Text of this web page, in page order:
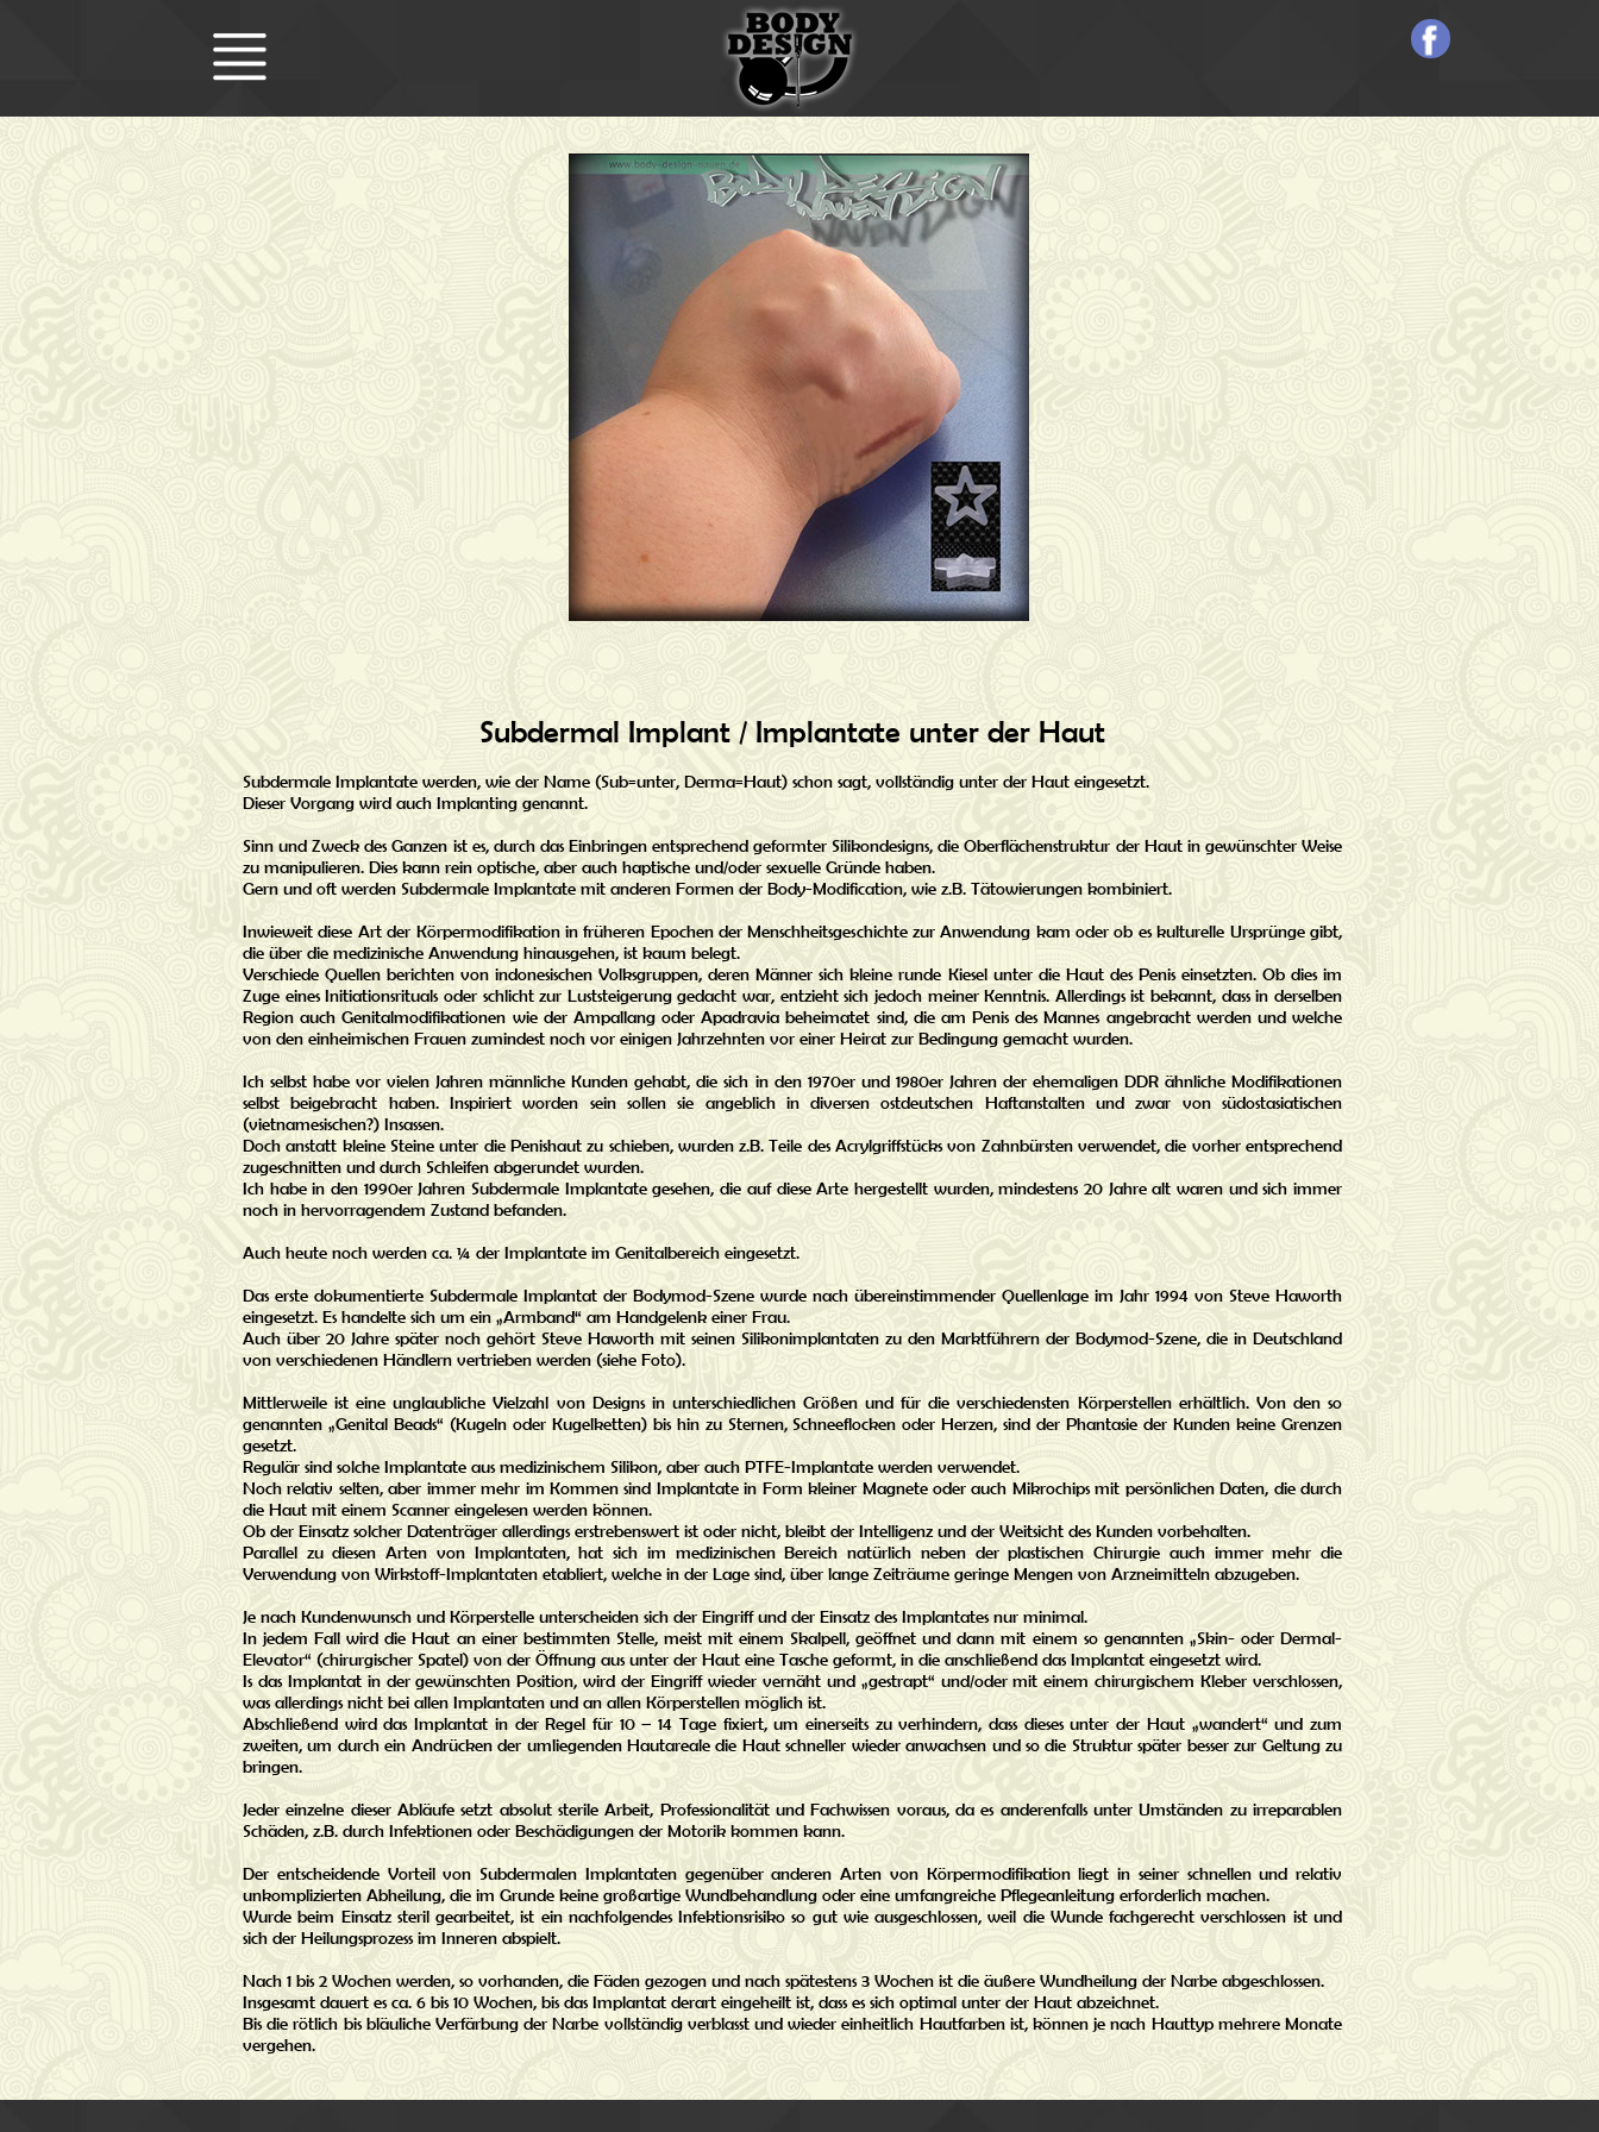
Subdermal Implant / Implantate unter der Haut
Subdermale Implantate werden, wie der Name (Sub=unter, Derma=Haut) schon sagt, vollständig unter der Haut eingesetzt.
Dieser Vorgang wird auch Implanting genannt.
Sinn und Zweck des Ganzen ist es, durch das Einbringen entsprechend geformter Silikondesigns, die Oberflächenstruktur der Haut in gewünschter Weise
zu manipulieren. Dies kann rein optische, aber auch haptische und/oder sexuelle Gründe haben.
Gern und oft werden Subdermale Implantate mit anderen Formen der Body-Modification, wie z.B. Tätowierungen kombiniert.
Inwieweit diese Art der Körpermodifikation in früheren Epochen der Menschheitsgeschichte zur Anwendung kam oder ob es kulturelle Ursprünge gibt,
die über die medizinische Anwendung hinausgehen, ist kaum belegt.
Verschiede Quellen berichten von indonesischen Volksgruppen, deren Männer sich kleine runde Kiesel unter die Haut des Penis einsetzten. Ob dies im
Zuge eines Initiationsrituals oder schlicht zur Luststeigerung gedacht war, entzieht sich jedoch meiner Kenntnis. Allerdings ist bekannt, dass in derselben
Region auch Genitalmodifikationen wie der Ampallang oder Apadravia beheimatet sind, die am Penis des Mannes angebracht werden und welche
von den einheimischen Frauen zumindest noch vor einigen Jahrzehnten vor einer Heirat zur Bedingung gemacht wurden.
Ich selbst habe vor vielen Jahren männliche Kunden gehabt, die sich in den 1970er und 1980er Jahren der ehemaligen DDR ähnliche Modifikationen
selbst beigebracht haben. Inspiriert worden sein sollen sie angeblich in diversen ostdeutschen Haftanstalten und zwar von südostasiatischen
(vietnamesischen?) Insassen.
Doch anstatt kleine Steine unter die Penishaut zu schieben, wurden z.B. Teile des Acrylgriffstücks von Zahnbürsten verwendet, die vorher entsprechend
zugeschnitten und durch Schleifen abgerundet wurden.
Ich habe in den 1990er Jahren Subdermale Implantate gesehen, die auf diese Arte hergestellt wurden, mindestens 20 Jahre alt waren und sich immer
noch in hervorragendem Zustand befanden.
Auch heute noch werden ca. ¼ der Implantate im Genitalbereich eingesetzt.
Das erste dokumentierte Subdermale Implantat der Bodymod-Szene wurde nach übereinstimmender Quellenlage im Jahr 1994 von Steve Haworth
eingesetzt. Es handelte sich um ein „Armband“ am Handgelenk einer Frau.
Auch über 20 Jahre später noch gehört Steve Haworth mit seinen Silikonimplantaten zu den Marktführern der Bodymod-Szene, die in Deutschland
von verschiedenen Händlern vertrieben werden (siehe Foto).
Mittlerweile ist eine unglaubliche Vielzahl von Designs in unterschiedlichen Größen und für die verschiedensten Körperstellen erhältlich. Von den so
genannten „Genital Beads“ (Kugeln oder Kugelketten) bis hin zu Sternen, Schneeflocken oder Herzen, sind der Phantasie der Kunden keine Grenzen
gesetzt.
Regulär sind solche Implantate aus medizinischem Silikon, aber auch PTFE-Implantate werden verwendet.
Noch relativ selten, aber immer mehr im Kommen sind Implantate in Form kleiner Magnete oder auch Mikrochips mit persönlichen Daten, die durch
die Haut mit einem Scanner eingelesen werden können.
Ob der Einsatz solcher Datenträger allerdings erstrebenswert ist oder nicht, bleibt der Intelligenz und der Weitsicht des Kunden vorbehalten.
Parallel zu diesen Arten von Implantaten, hat sich im medizinischen Bereich natürlich neben der plastischen Chirurgie auch immer mehr die
Verwendung von Wirkstoff-Implantaten etabliert, welche in der Lage sind, über lange Zeiträume geringe Mengen von Arzneimitteln abzugeben.
Je nach Kundenwunsch und Körperstelle unterscheiden sich der Eingriff und der Einsatz des Implantates nur minimal.
In jedem Fall wird die Haut an einer bestimmten Stelle, meist mit einem Skalpell, geöffnet und dann mit einem so genannten „Skin- oder Dermal-
Elevator“ (chirurgischer Spatel) von der Öffnung aus unter der Haut eine Tasche geformt, in die anschließend das Implantat eingesetzt wird.
Is das Implantat in der gewünschten Position, wird der Eingriff wieder vernäht und „gestrapt“ und/oder mit einem chirurgischem Kleber verschlossen,
was allerdings nicht bei allen Implantaten und an allen Körperstellen möglich ist.
Abschließend wird das Implantat in der Regel für 10 – 14 Tage fixiert, um einerseits zu verhindern, dass dieses unter der Haut „wandert“ und zum
zweiten, um durch ein Andrücken der umliegenden Hautareale die Haut schneller wieder anwachsen und so die Struktur später besser zur Geltung zu
bringen.
Jeder einzelne dieser Abläufe setzt absolut sterile Arbeit, Professionalität und Fachwissen voraus, da es anderenfalls unter Umständen zu irreparablen
Schäden, z.B. durch Infektionen oder Beschädigungen der Motorik kommen kann.
Der entscheidende Vorteil von Subdermalen Implantaten gegenüber anderen Arten von Körpermodifikation liegt in seiner schnellen und relativ
unkomplizierten Abheilung, die im Grunde keine großartige Wundbehandlung oder eine umfangreiche Pflegeanleitung erforderlich machen.
Wurde beim Einsatz steril gearbeitet, ist ein nachfolgendes Infektionsrisiko so gut wie ausgeschlossen, weil die Wunde fachgerecht verschlossen ist und
sich der Heilungsprozess im Inneren abspielt.
Nach 1 bis 2 Wochen werden, so vorhanden, die Fäden gezogen und nach spätestens 3 Wochen ist die äußere Wundheilung der Narbe abgeschlossen.
Insgesamt dauert es ca. 6 bis 10 Wochen, bis das Implantat derart eingeheilt ist, dass es sich optimal unter der Haut abzeichnet.
Bis die rötlich bis bläuliche Verfärbung der Narbe vollständig verblasst und wieder einheitlich Hautfarben ist, können je nach Hauttyp mehrere Monate
vergehen.